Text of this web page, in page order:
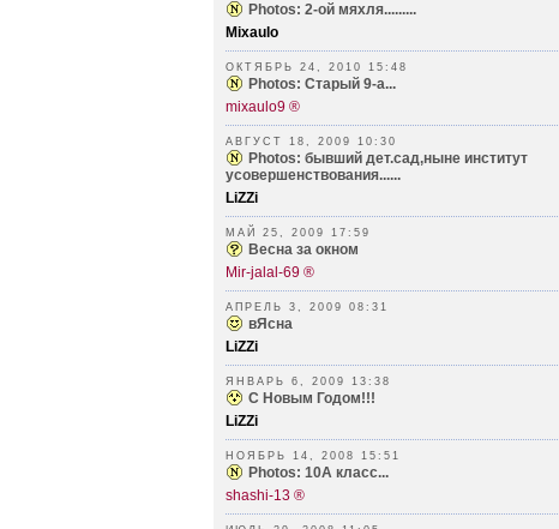
Photos: 2-ой мяхля.........
Mixaulo
ОКТЯБРЬ 24, 2010 15:48
Photos: Старый 9-а...
mixaulo9 ®
АВГУСТ 18, 2009 10:30
Photos: бывший дет.сад,ныне институт
усовершенствования......
LiZZi
МАЙ 25, 2009 17:59
Весна за окном
Mir-jalal-69 ®
АПРЕЛЬ 3, 2009 08:31
вЯсна
LiZZi
ЯНВАРЬ 6, 2009 13:38
С Новым Годом!!!
LiZZi
НОЯБРЬ 14, 2008 15:51
Photos: 10А класс...
shashi-13 ®